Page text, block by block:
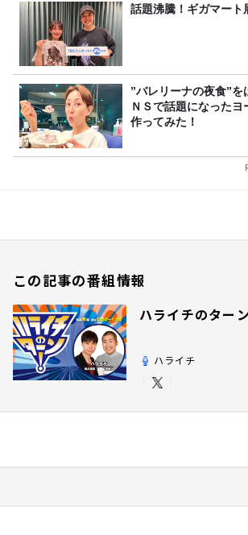
話題沸騰！ギガマート
”バレリーナの夜食”を
ＮＳで話題になった
作ってみた！
この記事の番組情報
ハライチのターン
ハライチ